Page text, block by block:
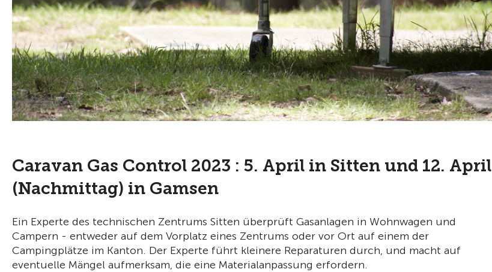
Caravan Gas Control 2023 : 5. April in Sitten und 12. April
(Nachmittag) in Gamsen
Ein Experte des technischen Zentrums Sitten überprüft Gasanlagen in Wohnwagen und
Campern - entweder auf dem Vorplatz eines Zentrums oder vor Ort auf einem der
Campingplätze im Kanton. Der Experte führt kleinere Reparaturen durch, und macht auf
eventuelle Mängel aufmerksam, die eine Materialanpassung erfordern.